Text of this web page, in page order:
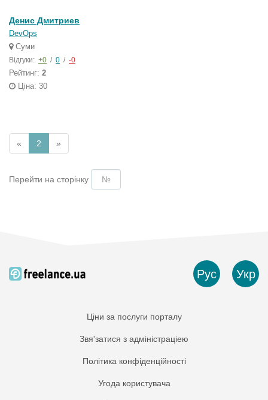
Денис Дмитриев
DevOps
Суми
Відгуки: +0 / 0 / -0
Рейтинг: 2
Ціна: 30
« 2 »
Перейти на сторінку
Рус Укр
Ціни за послуги порталу
Звя'затися з адміністраціею
Політика конфіденційності
Угода користувача